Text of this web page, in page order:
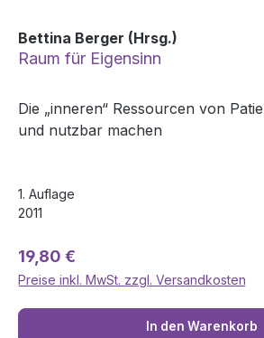
Bettina Berger (Hrsg.)
Raum für Eigensinn
Die „inneren“ Ressourcen von
und nutzbar machen
1. Auflage
2011
Regulärer Preis:
19,80 €
Preise inkl. MwSt. zzgl. Versandkosten
In den Warenkorb